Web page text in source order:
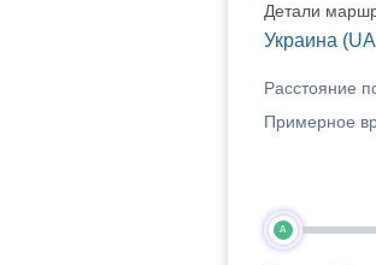
Детали
Украина
Расстояние
Примерное
A